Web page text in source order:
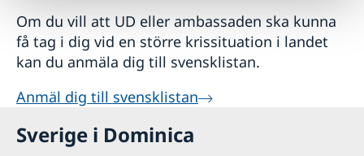
Om du vill att UD eller ambassaden ska kunna
få tag i dig vid en större krissituation i landet
kan du anmäla dig till svensklistan.
Anmäl dig till svensklistan
Sverige i Dominica